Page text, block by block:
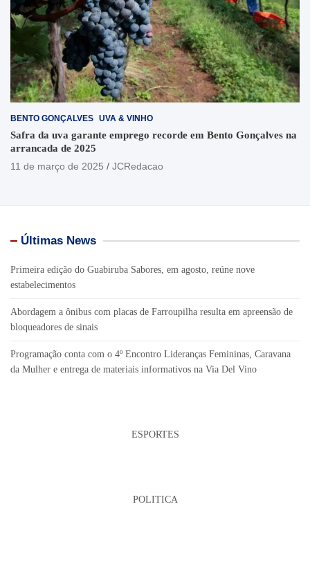
BENTO GONÇALVES UVA & VINHO
Safra da uva garante emprego recorde em Bento Gonçalves na
arrancada de 2025
11 de março de 2025
JCRedacao
Últimas News
Primeira edição do Guabiruba Sabores, em agosto, reúne nove
estabelecimentos
Abordagem a ônibus com placas de Farroupilha resulta em apreensão de
bloqueadores de sinais
Programação conta com o 4º Encontro Lideranças Femininas, Caravana
da Mulher e entrega de materiais informativos na Via Del Vino
ESPORTES
POLITICA